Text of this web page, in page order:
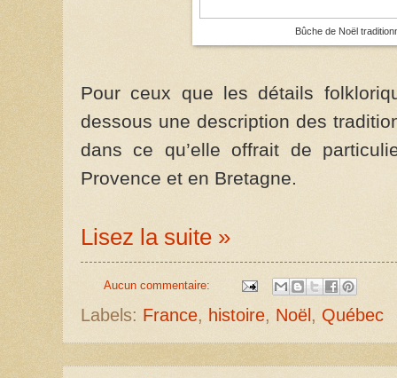
Bûche de Noël
Pour ceux que les détails
dessous une description des
dans ce qu’elle offrait de
Provence et en Bretagne.
Lisez la suite »
Aucun commentaire:
Labels: France, histoire, Noël , Québec